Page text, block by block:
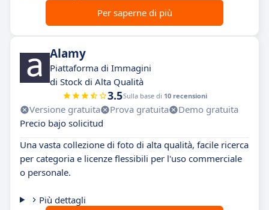
Per saperne di più
Alamy
Piattaforma di Immagini
di Stock di Alta Qualità
3.5Sulla base di 10 recensioni
Versione gratuita Prova gratuita
Demo gratuita
Precio bajo solicitud
Una vasta collezione di foto di alta qualità, facile ricerca
per categoria e licenze flessibili per l'uso commerciale
o personale.
Più dettagli